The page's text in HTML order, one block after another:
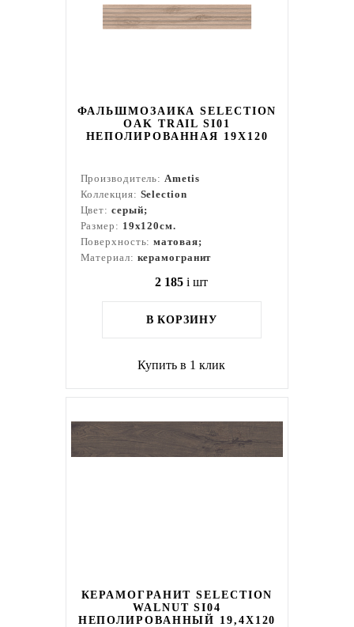
ФАЛЬШМОЗАИКА SELECTION
OAK TRAIL SI01
НЕПОЛИРОВАННАЯ 19X120
Производитель:Ametis
Коллекция: Selection
Цвет: серый;
Размер: 19x120см.
Поверхность:матовая;
Материал: керамогранит
2 185 i шт
В КОРЗИНУ
Купить в 1 клик
КЕРАМОГРАНИТ SELECTION
WALNUT SI04
НЕПОЛИРОВАННЫЙ 19,4X120